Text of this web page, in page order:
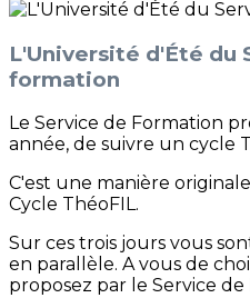
L'Université d'Été du
formation
Le Service de Formation
année, de suivre un cycle
C'est une manière
Cycle ThéoFIL.
Sur ces trois jours vous
en parallèle. A vous de
proposez par le Service de